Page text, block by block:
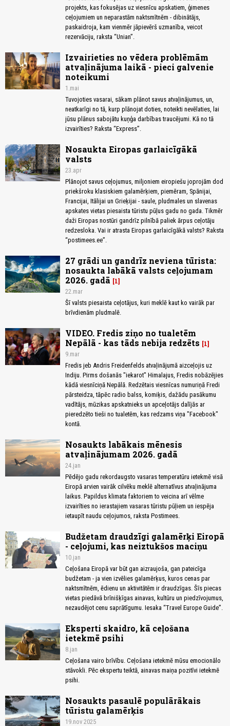
projekts, kas fokusējas uz viesnīcu apskatiem, ģimenes
ceļojumiem un neparastām naktsmītnēm - dibinātājs,
paskaidroja, kam vienmēr jāpievērš uzmanība, veicot
rezervāciju, raksta “Unian”.
Izvairieties no vēdera problēmām
atvaļinājuma laikā - pieci galvenie
noteikumi
1.mai
Tuvojoties vasarai, sākam plānot savus atvaļinājumus, un,
neatkarīgi no tā, kurp plānojat doties, noteikti nevēlaties, lai
jūsu plānus sabojātu kuņģa darbības traucējumi. Kā no tā
izvairīties? Raksta “Express”.
Nosaukta Eiropas garlaicīgākā
valsts
23.apr
Plānojot savus ceļojumus, miljoniem eiropiešu joprojām dod
priekšroku klasiskiem galamērķiem, piemēram, Spānijai,
Francijai, Itālijai un Grieķijai - saule, pludmales un slavenas
apskates vietas piesaista tūristu pūļus gadu no gada. Tikmēr
daži Eiropas nostūri gandrīz pilnībā paliek ārpus ceļotāju
redzesloka. Vai ir atrasta Eiropas garlaicīgākā valsts? Raksta
“postimees.ee”.
27 grādi un gandrīz neviena tūrista:
nosaukta labākā valsts ceļojumam
2026. gadā
1
22.mar
Šī valsts piesaista ceļotājus, kuri meklē kaut ko vairāk par
brīvdienām pludmalē.
VIDEO. Fredis ziņo no tualetēm
Nepālā - kas tāds nebija redzēts
1
9.mar
Fredis jeb Andris Freidenfelds atvaļinājumā aizceļojis uz
Indiju. Pirms došanās "iekarot" Himalajus, Fredis nobāzējies
kādā viesnīciņā Nepālā. Redzētais viesnīcas numuriņā Fredi
pārsteidza, tāpēc radio balss, komiķis, dažādu pasākumu
vadītājs, mūzikas apskatnieks un apceļotājs dalījās ar
pieredzēto tieši no tualetēm, kas redzams viņa "Facebook"
kontā.
Nosaukts labākais mēnesis
atvaļinājumam 2026. gadā
24.jan
Pēdējo gadu rekordaugsto vasaras temperatūru ietekmē visā
Eiropā arvien vairāk cilvēku meklē alternatīvus atvaļinājuma
laikus. Papildus klimata faktoriem to veicina arī vēlme
izvairīties no ierastajiem vasaras tūristu pūļiem un iespēja
ietaupīt naudu ceļojumos, raksta Postimees.
Budžetam draudzīgi galamērķi Eiropā
- ceļojumi, kas neiztukšos maciņu
10.jan
Ceļošana Eiropā var būt gan aizraujoša, gan pateicīga
budžetam - ja vien izvēlies galamērķus, kuros cenas par
naktsmītnēm, ēdienu un aktivitātēm ir draudzīgas. Šīs piecas
vietas piedāvā brīnišķīgas ainavas, kultūru un piedzīvojumus,
nezaudējot cenu saprātīgumu. Iesaka “Travel Europe Guide”.
Eksperti skaidro, kā ceļošana
ietekmē psihi
8.jan
Ceļošana vairo brīvību. Ceļošana ietekmē mūsu emocionālo
stāvokli. Pēc ekspertu teiktā, ainavas maiņa pozitīvi ietekmē
psihi.
Nosaukts pasaulē populārākais
tūristu galamērķis
19.nov 2025